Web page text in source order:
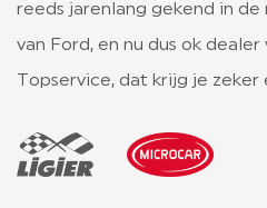
CONTACT
reeds jarenlang gekend in
van Ford, en nu dus ok
Topservice, dat krijg je zeker